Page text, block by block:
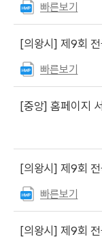
빠른보기
[의왕시] 제9회 전
빠른보기
[중앙] 홈페이지 서
[의왕시] 제9회 전국
빠른보기
[의왕시] 제9회 전국동